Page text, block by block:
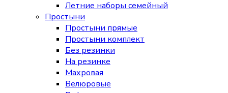
Летние наборы семейный
Простыни
Простыни прямые
Простыни комплект
Без резинки
На резинке
Махровая
Велюровые